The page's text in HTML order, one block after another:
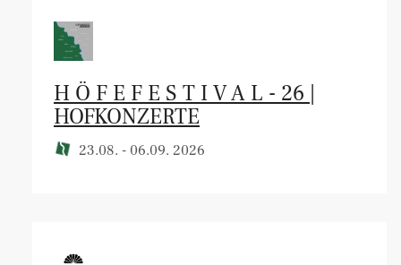
H Ö F E F E S T I V A L - 26 |
HOFKONZERTE
23.08. - 06.09. 2026